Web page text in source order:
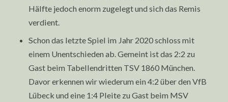
Hälfte jedoch enorm zugelegt und sich das Remis
verdient.
Schon das letzte Spiel im Jahr 2020 schloss mit
einem Unentschieden ab. Gemeint ist das 2:2 zu
Gast beim Tabellendritten TSV 1860 München.
Davor erkennen wir wiederum ein 4:2 über den VfB
Lübeck und eine 1:4 Pleite zu Gast beim MSV